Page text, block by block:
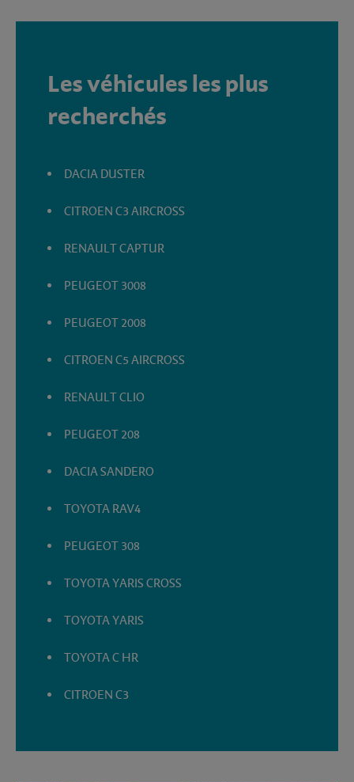
Les véhicules les plus
recherchés
DACIA DUSTER
CITROEN C3 AIRCROSS
RENAULT CAPTUR
PEUGEOT 3008
PEUGEOT 2008
CITROEN C5 AIRCROSS
RENAULT CLIO
PEUGEOT 208
DACIA SANDERO
TOYOTA RAV4
PEUGEOT 308
TOYOTA YARIS CROSS
TOYOTA YARIS
TOYOTA C HR
CITROEN C3